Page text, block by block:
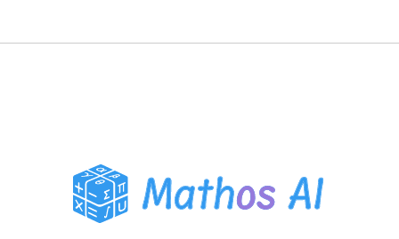
PDF Ödev Yardımcısı
Çalışma Araçları